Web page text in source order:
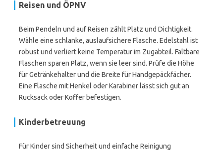
Reisen und ÖPNV
Beim Pendeln und auf Reisen zählt Platz und Dichtigkeit.
Wähle eine schlanke, auslaufsichere Flasche. Edelstahl ist
robust und verliert keine Temperatur im Zugabteil. Faltbare
Flaschen sparen Platz, wenn sie leer sind. Prüfe die Höhe
für Getränkehalter und die Breite für Handgepäckfächer.
Eine Flasche mit Henkel oder Karabiner lässt sich gut an
Rucksack oder Koffer befestigen.
Kinderbetreuung
Für Kinder sind Sicherheit und einfache Reinigung